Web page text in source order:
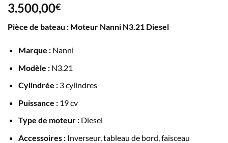
3.500,00€
Pièce de bateau : Moteur Nanni N3.21 Diesel
Marque :Nanni
Modèle :N3.21
Cylindrée :3 cylindres
Puissance :19 cv
Type de moteur :Diesel
Accessoires :Inverseur, tableau de bord, faisceau